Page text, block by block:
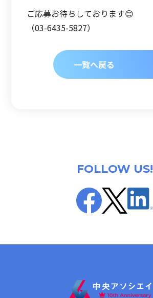
ご応募お待ちしております😊
（03-6435-5827）
一覧へ戻る
FOLLOW US!